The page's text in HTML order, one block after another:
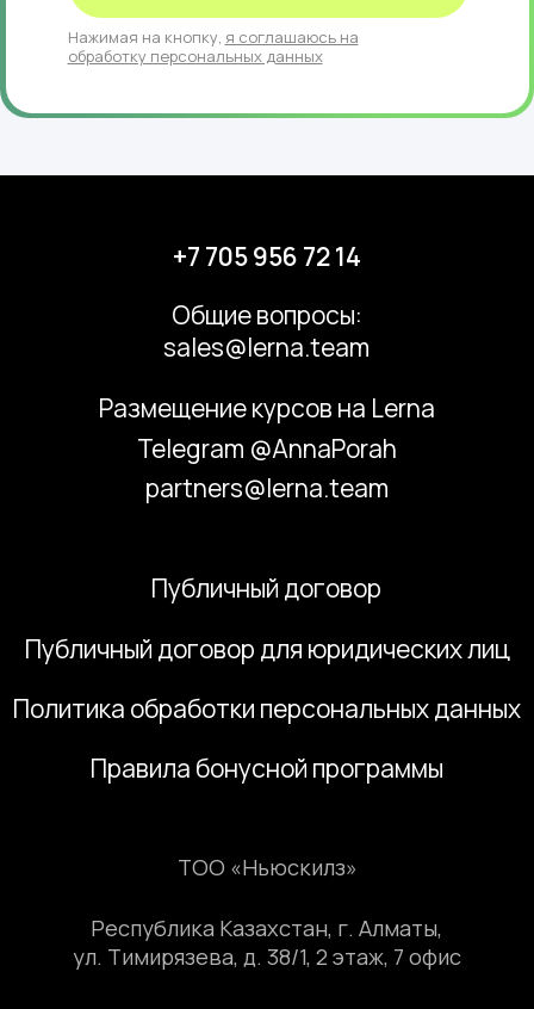
Нажимая на кнопку, я соглашаюсь на
обработку персональных данных